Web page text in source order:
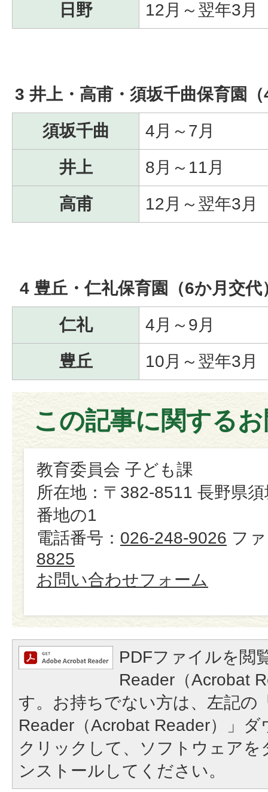
日野
12月～翌年3月
3 井上・高甫・須坂千曲保育園
須坂千曲
4月～7月
井上
8月～11月
高甫
12月～翌年3月
4 豊丘・仁礼保育園（6か月交代
仁礼
4月～9月
豊丘
10月～翌年3月
この記事に関する
教育委員会 子ども課
所在地：〒382-8511 長野県
番地の1
電話番号： 026-248-9026 フ
8825
お問い合わせフォーム
PDFファイルを閲
Reader（Acrobat
す。お持ちでない方は、左記の
Reader（Acrobat Reader）」
クリックして、ソフトウェア
ンストールしてください。